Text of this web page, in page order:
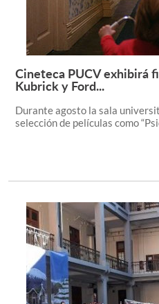
Cineteca PUCV exhibirá
Kubrick y Ford...
Durante agosto la sala
selección de películas como